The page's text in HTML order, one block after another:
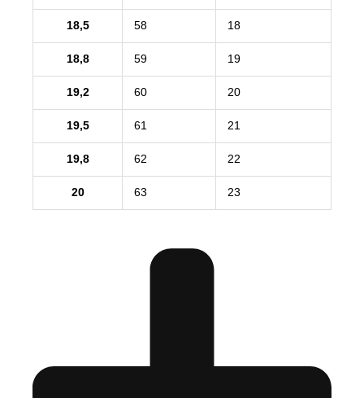
18,5 58 18
18,8 59 19
19,2 60 20
19,5 61 21
19,8 62 22
20 63 23